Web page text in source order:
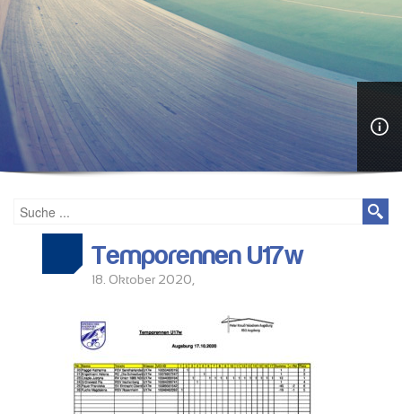
Temporennen U17w
18. Oktober 2020,